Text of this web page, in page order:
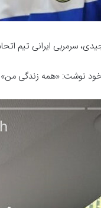
سرمربی ایرانی تیم
نوشت: «همه زندگی من»